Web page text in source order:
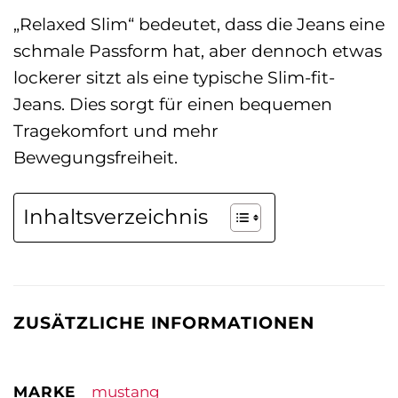
„Relaxed Slim“ bedeutet, dass die Jeans eine
schmale Passform hat, aber dennoch etwas
lockerer sitzt als eine typische Slim-fit-
Jeans. Dies sorgt für einen bequemen
Tragekomfort und mehr
Bewegungsfreiheit.
Inhaltsverzeichnis
ZUSÄTZLICHE INFORMATIONEN
MARKE mustang